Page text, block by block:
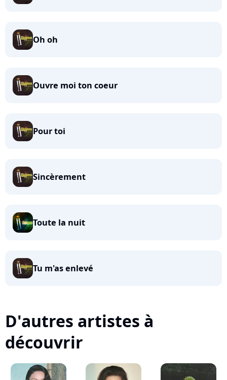
Oh oh
Ouvre moi ton coeur
Pour toi
Sincèrement
Toute la nuit
Tu m'as enlevé
D'autres artistes à
découvrir